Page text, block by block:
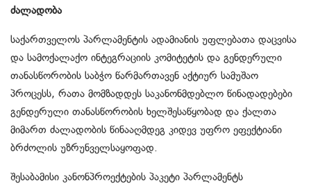
ძალადობა
საქართველოს პარლამენტის ადამიანის უფლებათა დაცვისა
და სამოქალაქო ინტეგრაციის კომიტეტის და გენდერული
თანასწორობის საბჭო წარმართავენ აქტიურ სამუშაო
პროცესს, რათა მომზადდეს საკანონმდებლო წინადადებები
გენდერული თანასწორობის ხელშესაწყობად და ქალთა
მიმართ ძალადობის წინააღმდეგ კიდევ უფრო ეფექტიანი
ბრძოლის უზრუნველსაყოფად.
შესაბამისი კანონპროექტების პაკეტი პარლამენტს